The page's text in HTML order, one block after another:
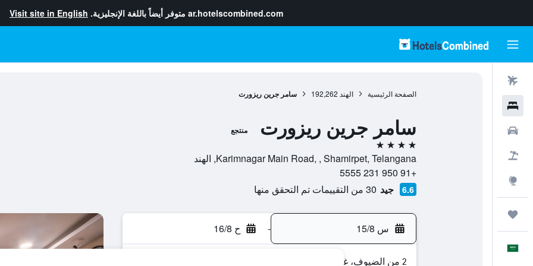
ar.hotelscombined.com متوفر أيضاً باللغة الإنجليزية. Visit site in English
الصفحة الرئيسية الهند 192,262 سامر جرين ريزورت
سامر جرين ريزورت منتجع
4 نجوم
Karimnagar Main Road, , Shamirpet, Telangana, الهند
+91 950 231 5555
6.6 جيد 30 من التقييمات تم التحقق منها
س 15/8 - ح 16/8
2 من الضيوف، غرفة واحدة